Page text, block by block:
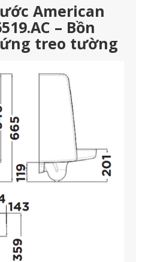
American
– Bồn
treo tường